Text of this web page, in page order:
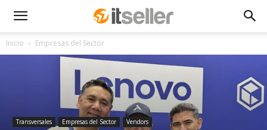
Inicio Empresas del Sector
Transversales Empresas del Sector Vendors